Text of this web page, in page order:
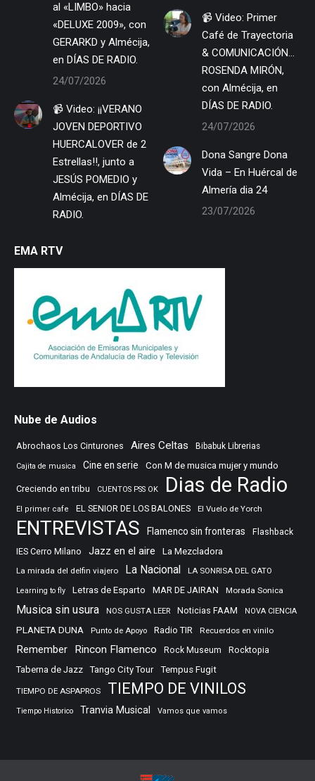
al «LIMBO» hacia
«DELUXE 2009», con
GERARKD y Almécija,
en DÍAS DE RADIO.
24/07/2026
📹 Video: ¡¡VERANO
JOVEN DEPORTIVO
HUERCALOVER de 2
Estrellas!!, junto a
JESÚS POMEDIO y
Almécija, en DÍAS DE
RADIO.
📹 Video: Primer
Café de Trayectoria
& COMUNICACIÓN…
ROSENDA MIRÓN,
con Almécija, en
DÍAS DE RADIO.
24/07/2026
Dona Sangre Dona
Vida – En Huércal de
Almería dia 24
23/07/2026
EMA RTV
Nube de Audios
Abrochaos Los Cinturones Aires Celtas Bibabuk Librerias
Cajita de musica Cine en serie Con M de musica mujer y mundo
Creciendo en tribu CUENTOS PSS OK Dias de Radio
El primer cafe EL SENIOR DE LOS BALONES El Vuelo de Yorch
ENTREVISTAS Flamenco sin fronteras Flashback
IES Cerro Milano Jazz en el aire La Mezcladora
La mirada del delfin viajero La Nacional LA SONRISA DEL GATO
Learning to fly Letras de Esparto MAR DE JAIRAN Morada Sonica
Musica sin usura NOS GUSTA LEER Noticias FAAM NOVA CIENCIA
PLANETA DUNA Punto de Apoyo Radio TIR Recuerdos en vinilo
Remember Rincon Flamenco Rock Museum
Rocktopia
Taberna de Jazz
Tango City Tour Tempus Fugit
TIEMPO DE ASPAPROS TIEMPO DE VINILOS
Tiempo Historico Tranvia Musical Vamos que vamos